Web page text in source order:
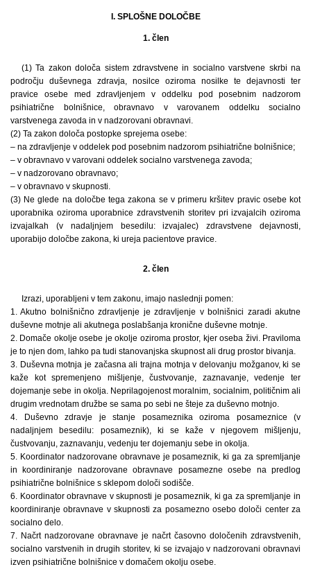
I. SPLOŠNE DOLOČBE
1. člen
(1) Ta zakon določa sistem zdravstvene in socialno varstvene skrbi na
področju duševnega zdravja, nosilce oziroma nosilke te dejavnosti ter
pravice osebe med zdravljenjem v oddelku pod posebnim nadzorom
psihiatrične bolnišnice, obravnavo v varovanem oddelku socialno
varstvenega zavoda in v nadzorovani obravnavi.
(2) Ta zakon določa postopke sprejema osebe:
– na zdravljenje v oddelek pod posebnim nadzorom psihiatrične bolnišnice;
– v obravnavo v varovani oddelek socialno varstvenega zavoda;
– v nadzorovano obravnavo;
– v obravnavo v skupnosti.
(3) Ne glede na določbe tega zakona se v primeru kršitev pravic osebe kot
uporabnika oziroma uporabnice zdravstvenih storitev pri izvajalcih oziroma
izvajalkah (v nadaljnjem besedilu: izvajalec) zdravstvene dejavnosti,
uporabijo določbe zakona, ki ureja pacientove pravice.
2. člen
Izrazi, uporabljeni v tem zakonu, imajo naslednji pomen:
1. Akutno bolnišnično zdravljenje je zdravljenje v bolnišnici zaradi akutne
duševne motnje ali akutnega poslabšanja kronične duševne motnje.
2. Domače okolje osebe je okolje oziroma prostor, kjer oseba živi. Praviloma
je to njen dom, lahko pa tudi stanovanjska skupnost ali drug prostor bivanja.
3. Duševna motnja je začasna ali trajna motnja v delovanju možganov, ki se
kaže kot spremenjeno mišljenje, čustvovanje, zaznavanje, vedenje ter
dojemanje sebe in okolja. Neprilagojenost moralnim, socialnim, političnim ali
drugim vrednotam družbe se sama po sebi ne šteje za duševno motnjo.
4. Duševno zdravje je stanje posameznika oziroma posameznice (v
nadaljnjem besedilu: posameznik), ki se kaže v njegovem mišljenju,
čustvovanju, zaznavanju, vedenju ter dojemanju sebe in okolja.
5. Koordinator nadzorovane obravnave je posameznik, ki ga za spremljanje
in koordiniranje nadzorovane obravnave posamezne osebe na predlog
psihiatrične bolnišnice s sklepom določi sodišče.
6. Koordinator obravnave v skupnosti je posameznik, ki ga za spremljanje in
koordiniranje obravnave v skupnosti za posamezno osebo določi center za
socialno delo.
7. Načrt nadzorovane obravnave je načrt časovno določenih zdravstvenih,
socialno varstvenih in drugih storitev, ki se izvajajo v nadzorovani obravnavi
izven psihiatrične bolnišnice v domačem okolju osebe.